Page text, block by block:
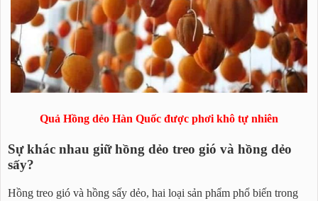
Quả Hồng dẻo Hàn Quốc được phơi khô tự nhiên
Sự khác nhau giữ hồng dẻo treo gió và hồng dẻo
sấy?
Hồng treo gió và hồng sấy dẻo, hai loại sản phẩm phổ biến trong